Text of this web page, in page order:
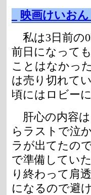
映画けいおん
私は3日前の
前日になって
ことはなかっ
は売り切れて
頃にはロビー
肝心の内容
らラストで泣
ラが出てたの
で準備してい
り終わって肩
になるので避